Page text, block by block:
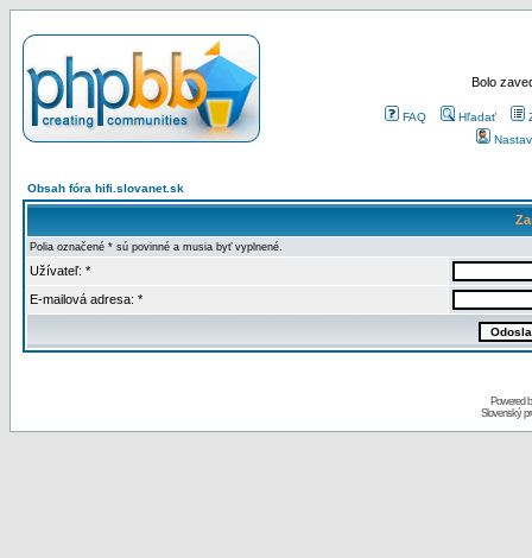
Bolo
FAQ Hľadať
Obsah fóra hifi.slovanet.sk
Polia označené * sú povinné a musia byť vyplnené.
Užívateľ: *
E-mailová adresa: *
Powered
Slovenský